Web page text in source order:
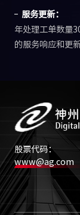
服务更新：
年处理工单数量
的服务响应和更新
股票代码：
www@ag.com